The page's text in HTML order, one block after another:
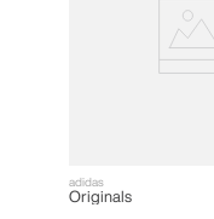
adidas
Originals